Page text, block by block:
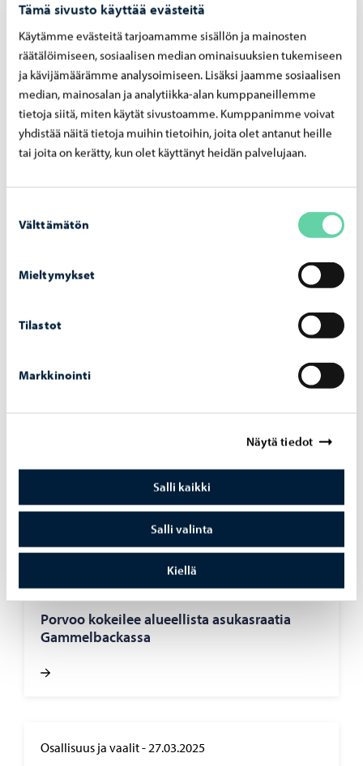
Tämä sivusto käyttää evästeitä
Käytämme evästeitä tarjoamamme sisällön ja mainosten
räätälöimiseen, sosiaalisen median ominaisuuksien tukemiseen
ja kävijämäärämme analysoimiseen. Lisäksi jaamme sosiaalisen
median, mainosalan ja analytiikka-alan kumppaneillemme
tietoja siitä, miten käytät sivustoamme. Kumppanimme voivat
yhdistää näitä tietoja muihin tietoihin, joita olet antanut heille
tai joita on kerätty, kun olet käyttänyt heidän palvelujaan.
valinta
Välttämätön
Mieltymykset
Tilastot
Markkinointi
Näytä tiedot
Salli kaikki
Salli valinta
Kiellä
Kaupunki tiedottaa-10.04.2026
Osal­lis­tu­van bud­je­toin­nin ää­nes­tys alkaa
13.4.
kes­ki­ty­tään nuo­riin
Asuminen-07.10.2025
Por­voo ko­kei­lee alu­eel­lis­ta asu­kas­raa­tia
Gam­mel­bac­kas­sa
Osallisuus ja vaalit-27.03.2025